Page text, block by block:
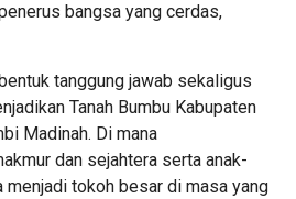
bangsa yang cerdas,
tanggung jawab sekaligus
Tanah Bumbu Kabupaten
Madinah. Di mana
dan sejahtera serta anak-
menjadi tokoh besar di masa yang